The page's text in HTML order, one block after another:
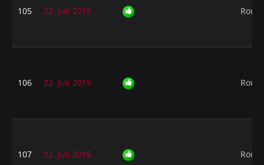
105 22. Juli 2015
106 22. Juli 2015
107 22. Juli 2015